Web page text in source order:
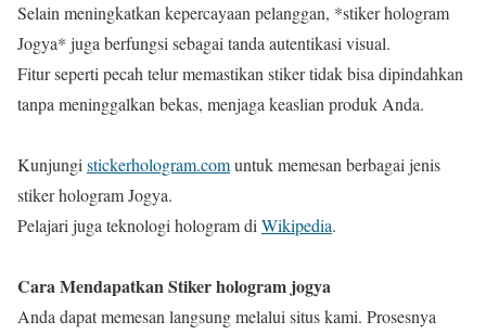
Selain meningkatkan kepercayaan pelanggan, *stiker hologram
Jogya* juga berfungsi sebagai tanda autentikasi visual.
Fitur seperti pecah telur memastikan stiker tidak bisa dipindahkan
tanpa meninggalkan bekas, menjaga keaslian produk Anda.
Kunjungi stickerhologram.comuntuk memesan berbagai jenis
stiker hologram Jogya.
Pelajari juga teknologi hologram di Wikipedia.
Cara Mendapatkan Stiker hologram jogya
Anda dapat memesan langsung melalui situs kami. Prosesnya